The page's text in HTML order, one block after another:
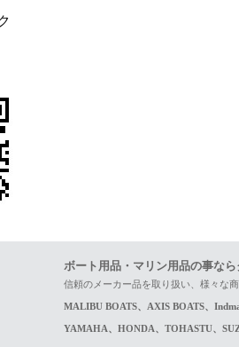
ボート用品・マリン用品の事な
信頼のメーカー品を取り扱い、様々な
MALIBU BOATS、AXIS BOATS、
YAMAHA、HONDA、TOHASTU、